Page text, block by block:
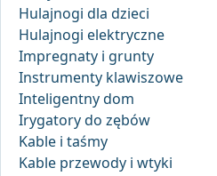
Hulajnogi dla dzieci
Hulajnogi elektryczne
Impregnaty i grunty
Instrumenty klawiszowe
Inteligentny dom
Irygatory do zębów
Kable i taśmy
Kable przewody i wtyki